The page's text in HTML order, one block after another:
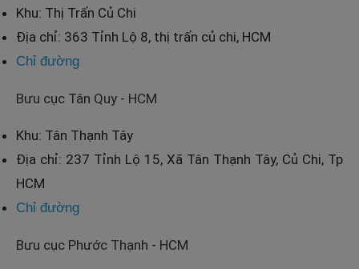
Khu: Thị Trấn Củ Chi
Địa chỉ: 363 Tỉnh Lộ 8, thị trấn củ chi, HCM
Chỉ đường
Bưu cục Tân Quy - HCM
Khu: Tân Thạnh Tây
Địa chỉ: 237 Tỉnh Lộ 15, Xã Tân Thạnh Tây, Củ Chi, Tp
HCM
Chỉ đường
Bưu cục Phước Thạnh - HCM